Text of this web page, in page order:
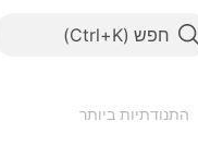
חפש
התנודתיות ביותר